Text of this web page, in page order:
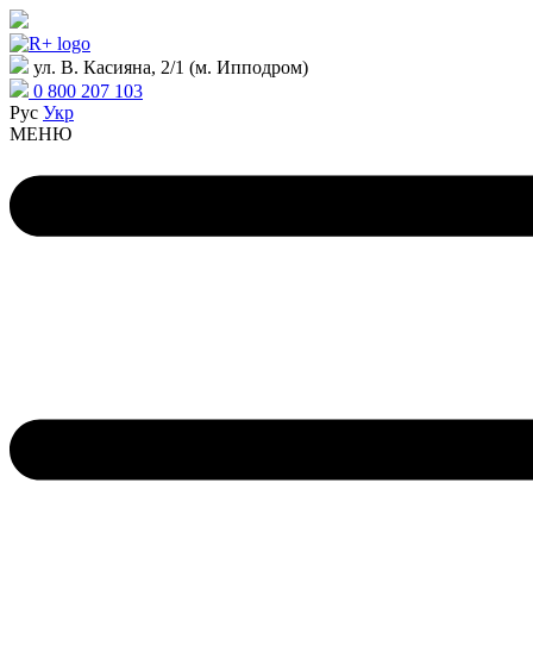
ул. В. Касияна, 2/1 (м. Ипподром)
0 800 207 103
Рус Укр
МЕНЮ